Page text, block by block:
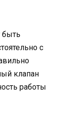
быть
с
клапан
работы